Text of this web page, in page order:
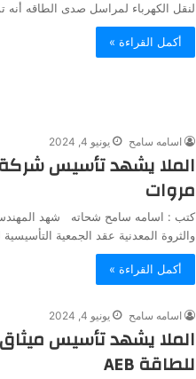
لنقل الكهرباء لمراسل صدى الطاقه
أكمل القراءة »
اسامه سامح يونيو 4, 2024
الملا يشهد تأسيس
مروات
كتب : اسامه سامح شحاته شهد المهندس
والثروة المعدنية عقد الجمعية
أكمل القراءة »
اسامه سامح يونيو 4, 2024
الملا يشهد تأسيس ميثاق
للطاقة AEB